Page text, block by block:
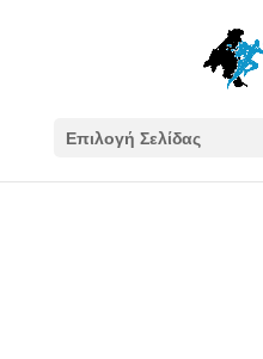
Επιλογή Σελίδας